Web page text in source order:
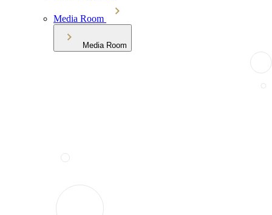
Media Room
Media Room